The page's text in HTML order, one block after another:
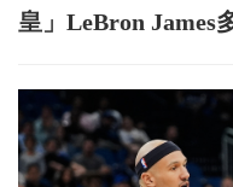
皇」LeBron James